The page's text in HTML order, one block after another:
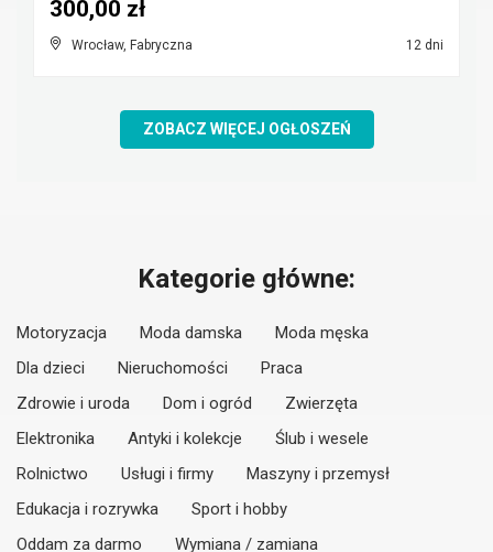
Wrocław, Fabryczna 12 dni
300,00 zł
ZOBACZ WIĘCEJ OGŁOSZEŃ
Kategorie główne:
Motoryzacja Moda damska
Moda męska
Dla dzieci
Nieruchomości
Praca
Zdrowie i uroda
Dom i ogród
Zwierzęta
Elektronika
Antyki i kolekcje
Ślub i wesele
Rolnictwo
Usługi i firmy
Maszyny i przemysł
Edukacja i rozrywka
Sport i hobby
Oddam za darmo
Wymiana / zamiana